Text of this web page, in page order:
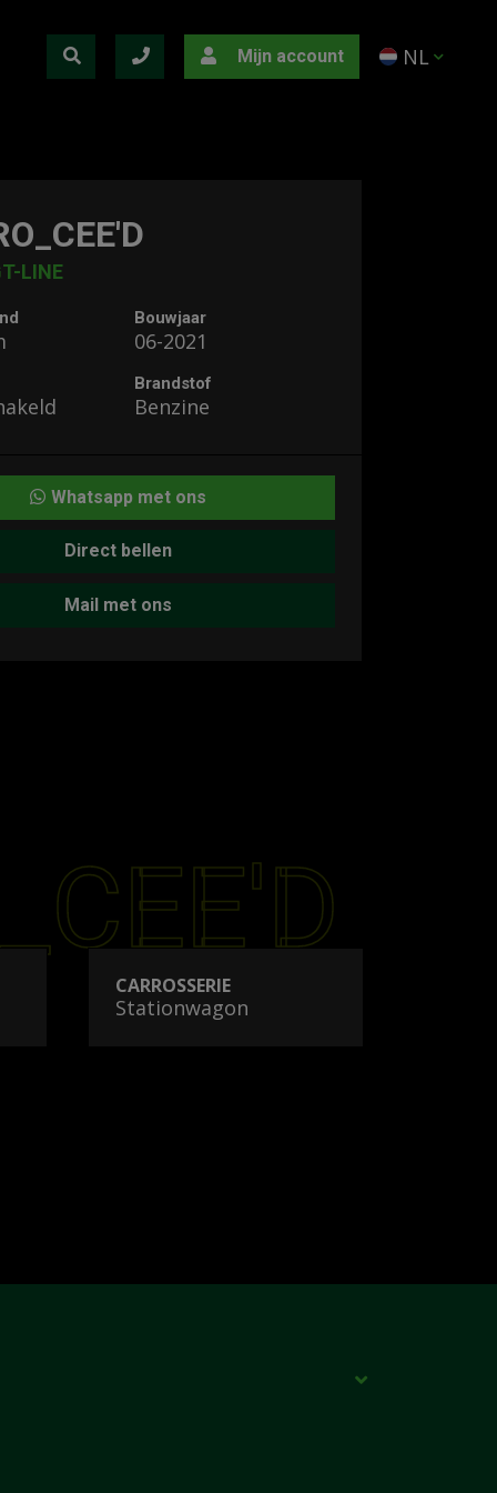
Mijn account NL
LINE
Bouwjaar
06-2021
Brandstof
Benzine
Whatsapp met ons
Direct bellen
Mail met ons
CARROSSERIE
Stationwagon